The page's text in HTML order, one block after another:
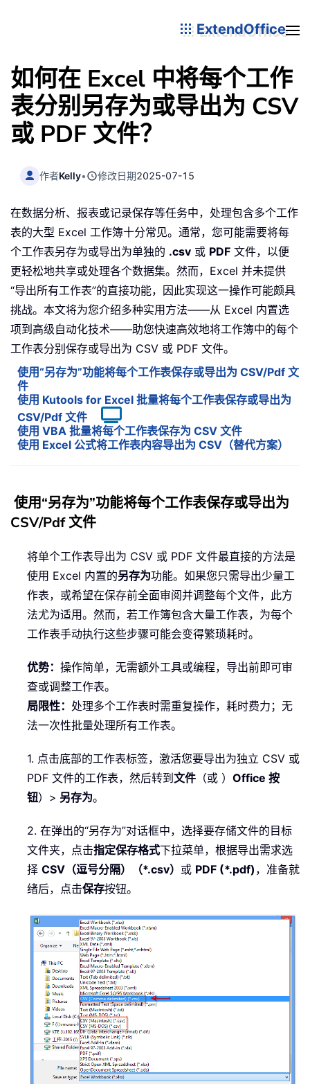
ExtendOffice
如何在 Excel 中将每个工作
表分别另存为或导出为 CSV
或 PDF 文件？
作者Kelly• 修改日期2025-07-15
在数据分析、报表或记录保存等任务中，处理包含多个工作
表的大型 Excel 工作簿十分常见。通常，您可能需要将每
个工作表另存为或导出为单独的 .csv 或 PDF 文件，以便
更轻松地共享或处理各个数据集。然而，Excel 并未提供
“导出所有工作表”的直接功能，因此实现这一操作可能颇具
挑战。本文将为您介绍多种实用方法——从 Excel 内置选
项到高级自动化技术——助您快速高效地将工作簿中的每个
工作表分别保存或导出为 CSV 或 PDF 文件。
使用“另存为”功能将每个工作表保存或导出为 CSV/Pdf 文
件
使用 Kutools for Excel 批量将每个工作表保存或导出为
CSV/Pdf 文件
使用 VBA 批量将每个工作表保存为 CSV 文件
使用 Excel 公式将工作表内容导出为 CSV（替代方案）
使用“另存为”功能将每个工作表保存或导出为
CSV/Pdf 文件
将单个工作表导出为 CSV 或 PDF 文件最直接的方法是
使用 Excel 内置的另存为功能。如果您只需导出少量工
作表，或希望在保存前全面审阅并调整每个文件，此方
法尤为适用。然而，若工作簿包含大量工作表，为每个
工作表手动执行这些步骤可能会变得繁琐耗时。
优势： 操作简单，无需额外工具或编程，导出前即可审
查或调整工作表。
局限性： 处理多个工作表时需重复操作，耗时费力；无
法一次性批量处理所有工作表。
1. 点击底部的工作表标签，激活您要导出为独立 CSV 或
PDF 文件的工作表，然后转到 文件 （或 ） Office 按
钮）> 另存为。
2. 在弹出的“另存为”对话框中，选择要存储文件的目标
文件夹，点击指定保存格式下拉菜单，根据导出需求选
择 CSV（逗号分隔）（*.csv） 或 PDF (*.pdf) ，准备就
绪后，点击保存按钮。